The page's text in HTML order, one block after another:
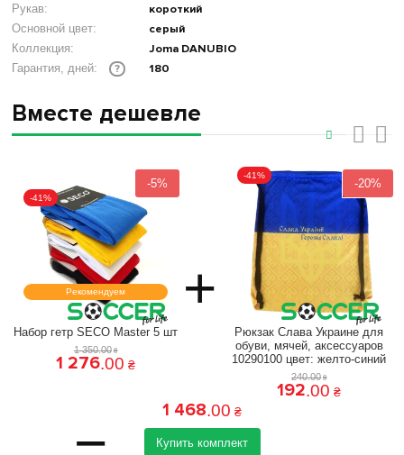
Рукав: короткий
Основной цвет: серый
Коллекция: Joma DANUBIO
Гарантия, дней: ? 180
Вместе дешевле
-5%
Рекомендуем
-41%
+
Набор гетр SECO Master 5 шт
1 350.00 ₴
1 276.00 ₴
-20%
-41%
Рюкзак Слава Украине для
обуви, мячей, аксессуаров
10290100 цвет: желто-синий
240.00 ₴
192.00 ₴
1 468.00 ₴
Купить комплект